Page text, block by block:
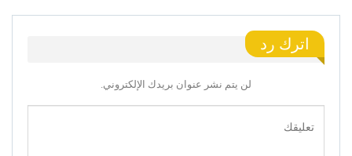
اترك رد
لن يتم نشر عنوان بريدك الإلكتروني.